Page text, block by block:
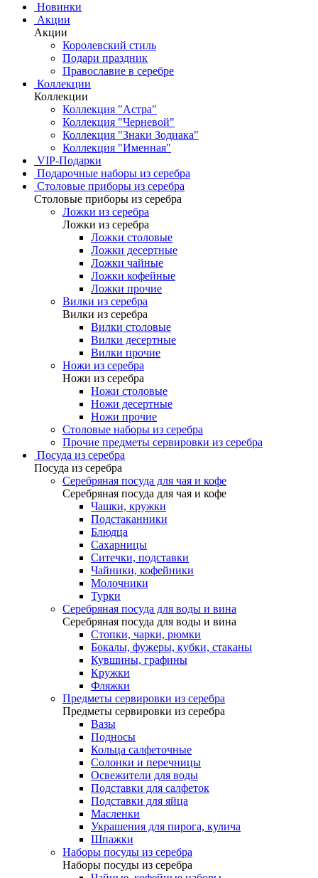
Новинки
Акции
Акции
Королевский стиль
Подари праздник
Православие в серебре
Коллекции
Коллекции
Коллекция "Астра"
Коллекция "Черневой"
Коллекция "Знаки Зодиака"
Коллекция "Именная"
VIP-Подарки
Подарочные наборы из серебра
Столовые приборы из серебра
Столовые приборы из серебра
Ложки из серебра
Ложки из серебра
Ложки столовые
Ложки десертные
Ложки чайные
Ложки кофейные
Ложки прочие
Вилки из серебра
Вилки из серебра
Вилки столовые
Вилки десертные
Вилки прочие
Ножи из серебра
Ножи из серебра
Ножи столовые
Ножи десертные
Ножи прочие
Столовые наборы из серебра
Прочие предметы сервировки из серебра
Посуда из серебра
Посуда из серебра
Серебряная посуда для чая и кофе
Серебряная посуда для чая и кофе
Чашки, кружки
Подстаканники
Блюдца
Сахарницы
Ситечки, подставки
Чайники, кофейники
Молочники
Турки
Серебряная посуда для воды и вина
Серебряная посуда для воды и вина
Стопки, чарки, рюмки
Бокалы, фужеры, кубки, стаканы
Кувшины, графины
Кружки
Фляжки
Предметы сервировки из серебра
Предметы сервировки из серебра
Вазы
Подносы
Кольца салфеточные
Солонки и перечницы
Освежители для воды
Подставки для салфеток
Подставки для яйца
Масленки
Украшения для пирога, кулича
Шпажки
Наборы посуды из серебра
Наборы посуды из серебра